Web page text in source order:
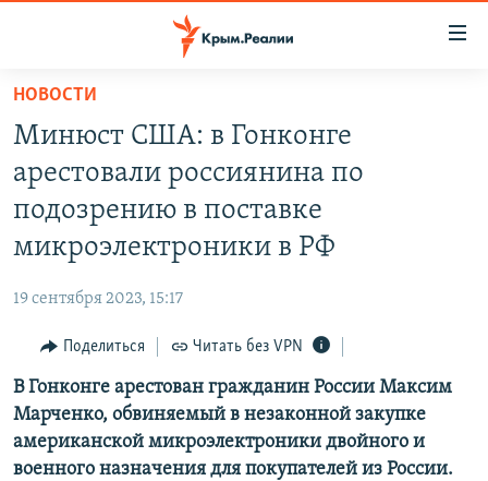
Вернуться
основному
содержанию
Вернутся
главной
Вернутся
поиску
ВОДА
ИНТЕРАКТИВ
ИНФОГРАФИКА
ТЕЛЕПРОЕКТ КРЫМ.РЕАЛИИ
СОВЕТЫ ПРАВОЗАЩИТНИКОВ
ПРОПАВШИЕ БЕЗ ВЕСТИ
РАДІО СВОБОДА
КАК ОБОЙТИ БЛОКИРОВКУ
Українською
Qırımtatar
НОВОСТИ
Минюст США: в Гонконге
арестовали россиянина по
подозрению в поставке
микроэлектроники в РФ
19 сентября 2023, 15:17
Поделиться Читать без VPN
В Гонконге арестован гражданин России Максим
Марченко, обвиняемый в незаконной закупке
американской микроэлектроники двойного и
военного назначения для покупателей из России.